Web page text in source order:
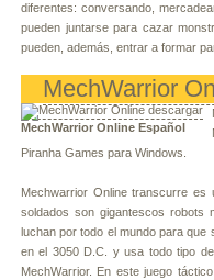
diferentes: conversando,
pueden juntarse para cazar
pueden, además, entrar a formar
MechWarrior
MechWarrior Online Español
Piranha Games para Windows.
Mechwarrior Online transcurre
soldados son gigantescos robots
luchan por todo el mundo para
en el 3050 D.C. y usa todo tipo
MechWarrior. En este juego